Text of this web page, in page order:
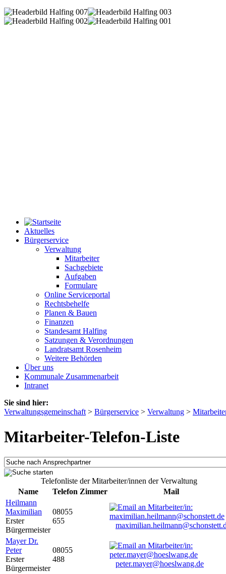
Aktuelles
Bürgerservice
Verwaltung
Mitarbeiter
Sachgebiete
Aufgaben
Formulare
Online Serviceportal
Rechtsbehelfe
Planen & Bauen
Finanzen
Standesamt Halfing
Satzungen & Verordnungen
Landratsamt Rosenheim
Weitere Behörden
Über uns
Kommunale Zusammenarbeit
Intranet
Sie sind hier:
Verwaltungsgemeinschaft > Bürgerservice > Verwaltung >
Mitarbeiter-Telefon-Liste
Telefonliste der Mitarbeiter/innen der Verwaltung
Name
Telefon Zimmer
Mail
Heilmann
Maximilian
Erster
Bürgermeister
08055
655
Mayer Dr.
Peter
Erster
Bürgermeister
08055
488
peter.mayer@hoeslwang.de